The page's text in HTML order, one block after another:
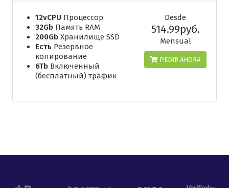
12vCPU Процессор
32Gb Память RAM
200Gb Хранилище SSD
Есть Резервное
копирование
6Tb Включенный
(бесплатный) трафик
Desde
514.99руб.
Mensual
PEDIR AHORA